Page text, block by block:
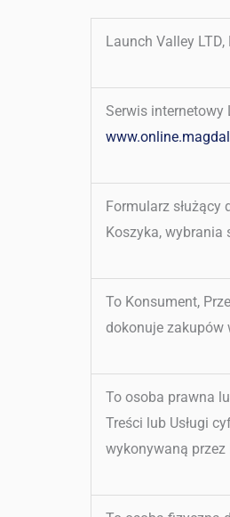
Launch Valley LTD,
Serwis internetowy
Formularz służący
Koszyka, wybrania
To Konsument,
dokonuje zakupów
To osoba prawna
Treści lub Usługi
wykonywaną przez